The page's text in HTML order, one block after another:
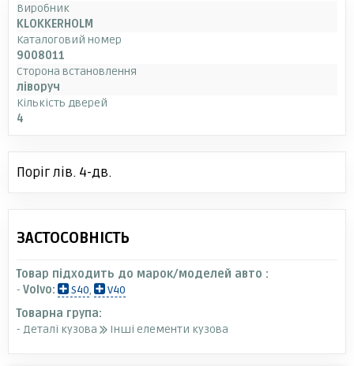
Виробник
KLOKKERHOLM
Каталоговий номер
9008011
Сторона встановлення
ліворуч
Кількість дверей
4
Поріг лів. 4-дв.
ЗАСТОСОВНІСТЬ
Товар підходить до марок/моделей авто :
- Volvo: S40,
V40
Товарна група:
- Деталі кузова
Інші елементи кузова